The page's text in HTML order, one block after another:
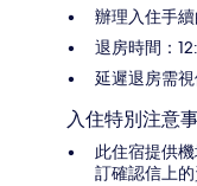
辦理入住手
退房時間：
延遲退房需
入住特別注意
此住宿提供
訂確認信上